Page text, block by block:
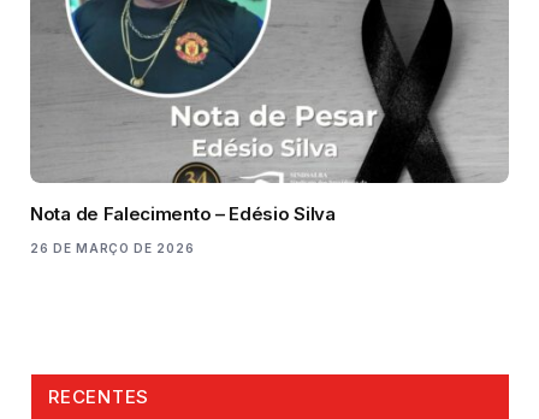
Nota de Falecimento – Edésio Silva
26 DE MARÇO DE 2026
RECENTES